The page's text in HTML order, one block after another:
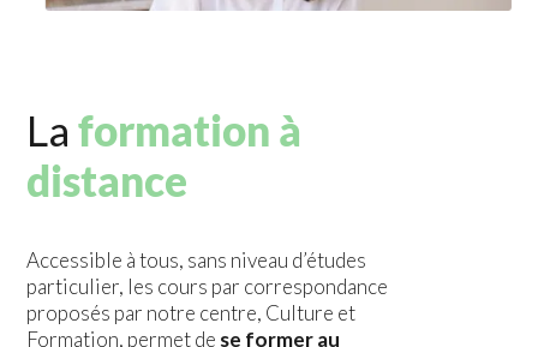
Laformation à
distance
Accessible à tous, sans niveau d’études
particulier, les cours par correspondance
proposés par notre centre, Culture et
Formation, permet de se former au